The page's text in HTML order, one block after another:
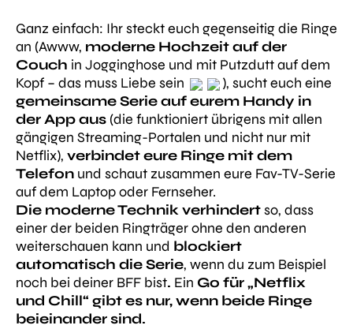
Ganz einfach: Ihr steckt euch gegenseitig die Ringe
an (Awww, moderne Hochzeit auf der
Couch in Jogginghose und mit Putzdutt auf dem
Kopf – das muss Liebe sein
), sucht euch eine
gemeinsame Serie auf eurem Handy in
der Appaus (die funktioniert übrigens mit allen
gängigen Streaming-Portalen und nicht nur mit
Netflix), verbindet eure Ringe mit dem
Telefon und schaut zusammen eure Fav-TV-Serie
auf dem Laptop oder Fernseher.
Die moderne Technik verhindertso, dass
einer der beiden Ringträger ohne den anderen
weiterschauen kann und blockiert
automatisch die Serie, wenn du zum Beispiel
noch bei deiner BFF bist. Ein Go für „Netflix
und Chill“ gibt es nur, wenn beide Ringe
beieinander sind.